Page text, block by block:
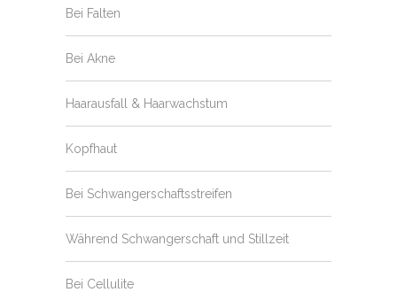
Bei Falten
Bei Akne
Haarausfall & Haarwachstum
Kopfhaut
Bei Schwangerschaftsstreifen
Während Schwangerschaft und Stillzeit
Bei Cellulite